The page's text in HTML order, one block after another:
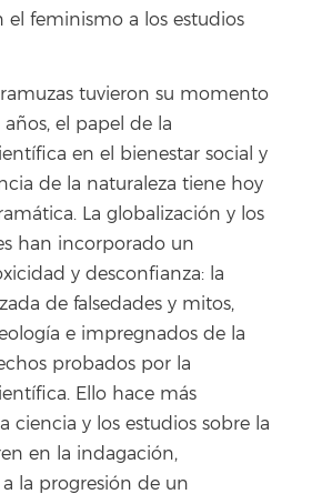
feminismo a los estudios
tuvieron su momento
el papel de la
en el bienestar social y
de la naturaleza tiene hoy
La globalización y los
han incorporado un
y desconfianza: la
de falsedades y mitos,
e impregnados de la
probados por la
Ello hace más
ciencia y los estudios sobre la
en la indagación,
la progresión de un